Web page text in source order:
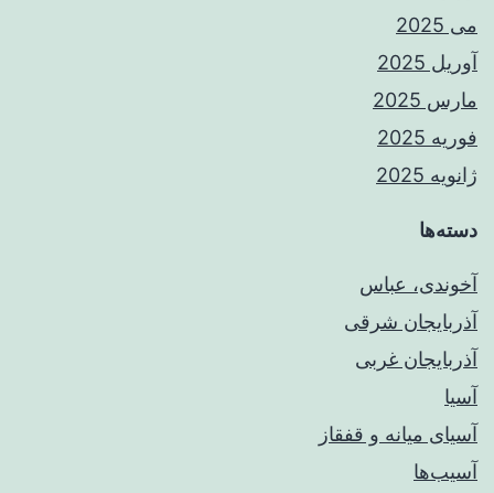
می 2025
آوریل 2025
مارس 2025
فوریه 2025
ژانویه 2025
دسته‌ها
آخوندی، عباس
آذربایجان شرقی
آذربایجان غربی
آسیا
آسیای میانه و قفقاز
آسیب‌ها